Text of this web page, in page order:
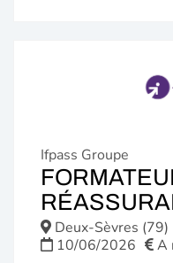
Ifpass Groupe
Deux-Sèvres (79)
10/06/2026
A